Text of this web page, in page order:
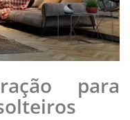
para